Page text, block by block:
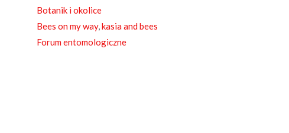
Botanik i okolice
Bees on my way,kasia and bees
Forum entomologiczne